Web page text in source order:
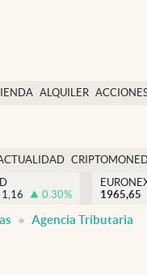
ALQUILER
USA
Colombia
1,16 0.30%
1965,65
Agencia Tributaria